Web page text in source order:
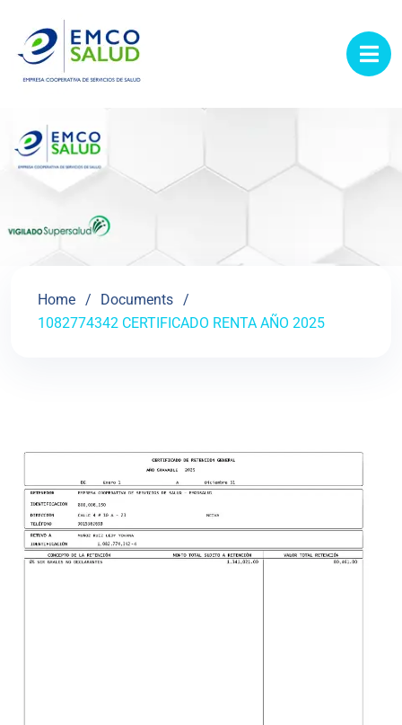
Home
Documents
1082774342 CERTIFICADO RENTA AÑO 2025